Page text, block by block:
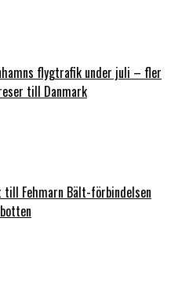
flygtrafik under juli – fler
till Danmark
till Fehmarn Bält-förbindelsen